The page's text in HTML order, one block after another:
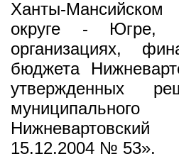
Ханты-
округе - Югре,
организациях,
бюджета
утвержденных
15.12.2004 № 53».